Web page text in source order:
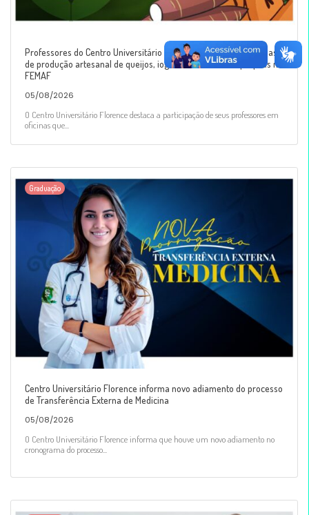
Professores do Centro Universitário Florence ministrarão oficinas
de produção artesanal de queijos, iogurtes e extrato de própolis na
FEMAF
05/08/2026
O Centro Universitário Florence destaca a participação de seus professores em
oficinas que...
Graduação
Centro Universitário Florence informa novo adiamento do processo
de Transferência Externa de Medicina
05/08/2026
O Centro Universitário Florence informa que houve um novo adiamento no
cronograma do processo...